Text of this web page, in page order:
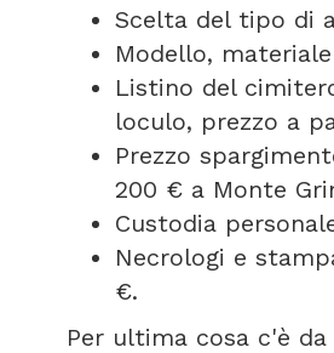
Scelta del tipo di
Modello,
Listino del
loculo, prezzo a
Prezzo
200 € a Monte
Custodia
Necrologi e
€.
Per ultima cosa c'è